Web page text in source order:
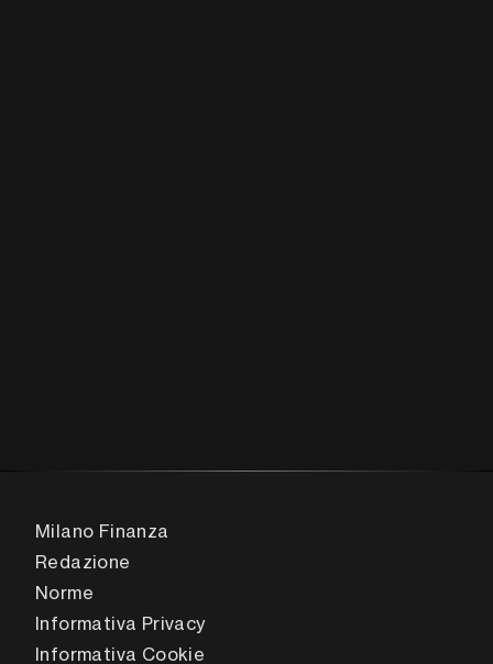
Milano Finanza
Redazione
Norme
Informativa Privacy
Informativa Cookie